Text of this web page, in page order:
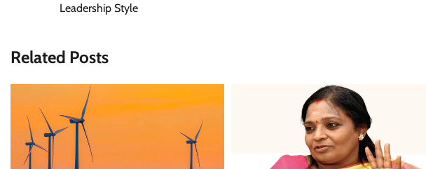
Leadership Style
Related Posts